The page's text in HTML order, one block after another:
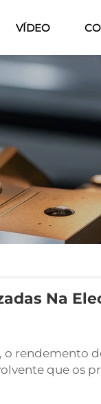
VÍDEO
Na
rendemento
que os